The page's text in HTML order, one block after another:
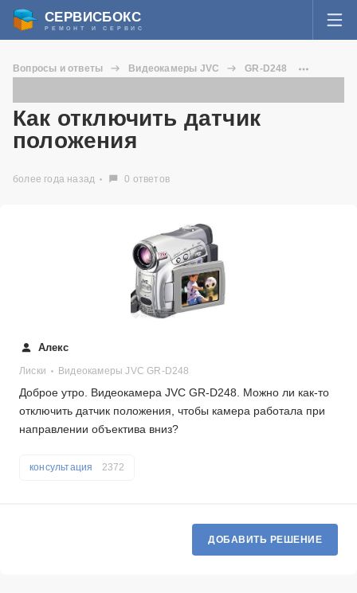
СЕРВИСБОКС
РЕМОНТ И СЕРВИС
Я забыл пароль
Регистрация
ВОПРОСЫ И ОТВЕТЫ
СТАТЬИ О РЕМОНТЕ
ДОБАВИТЬ СЕРВИСНЫЙ ЦЕНТР ИЛИ ЧАСТНОГО МАСТЕРА
ЗАДАТЬ ВОПРОС МАСТЕРАМ
Вопросы и ответы Видеокамеры JVC
GR-D248
Как отключить датчик
положения
более года назад 0 ответов
Алекс
Лиски Видеокамеры JVC GR-D248
Доброе утро. Видеокамера JVC GR-D248. Можно ли как-то
отключить датчик положения, чтобы камера работала при
направлении объектива вниз?
консультация 2372
ДОБАВИТЬ РЕШЕНИЕ